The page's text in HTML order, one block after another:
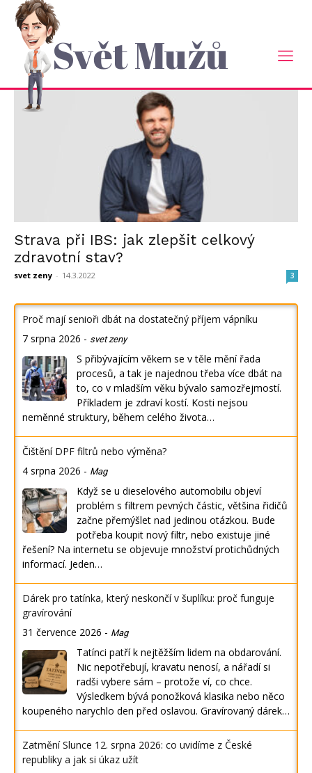
Svět Mužů
Domů Tagy
štítek: projevy syndromu
dráždivého tračníku
Strava při IBS: jak zlepšit celkový
zdravotní stav?
svet zeny - 14.3.2022 3
Proč mají senioři dbát na dostatečný příjem vápníku
7 srpna 2026 - svet zeny
S přibývajícím věkem se v těle mění řada
procesů, a tak je najednou třeba více dbát na
to, co v mladším věku bývalo samozřejmostí.
Příkladem je zdraví kostí. Kosti nejsou
neměnné struktury, během celého života…
Čištění DPF filtrů nebo výměna?
4 srpna 2026 - Mag
Když se u dieselového automobilu objeví
problém s filtrem pevných částic, většina řidičů
začne přemýšlet nad jedinou otázkou. Bude
potřeba koupit nový filtr, nebo existuje jiné
řešení? Na internetu se objevuje množství protichůdných
informací. Jeden…
Dárek pro tatínka, který neskončí v šuplíku: proč funguje
gravírování
31 července 2026 - Mag
Tatínci patří k nejtěžším lidem na obdarování.
Nic nepotřebují, kravatu nenosí, a nářadí si
radši vybere sám – protože ví, co chce.
Výsledkem bývá ponožková klasika nebo něco
koupeného narychlo den před oslavou. Gravírovaný dárek…
Zatmění Slunce 12. srpna 2026: co uvidíme z České
republiky a jak si úkaz užít